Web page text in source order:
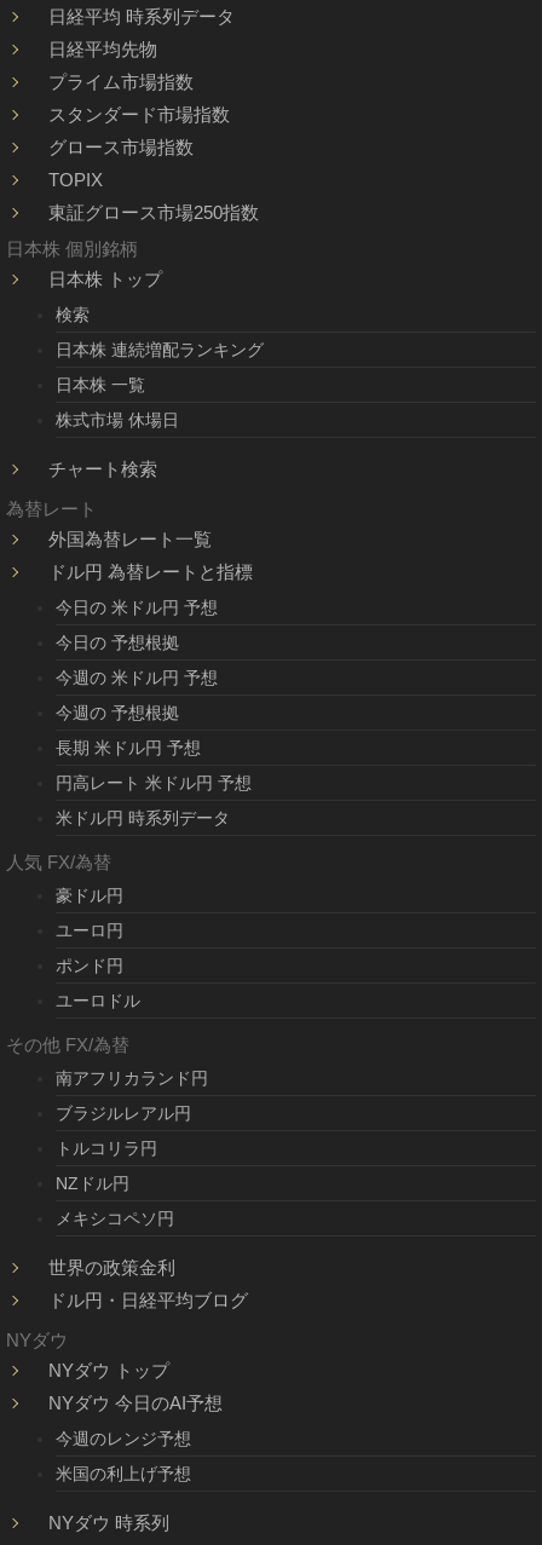
日経平均 時系列データ
日経平均先物
プライム市場指数
スタンダード市場指数
グロース市場指数
TOPIX
東証グロース市場250指数
日本株 個別銘柄
日本株 トップ
検索
日本株 連続増配ランキング
日本株 一覧
株式市場 休場日
チャート検索
為替レート
外国為替レート一覧
ドル円 為替レートと指標
今日の 米ドル円 予想
今日の 予想根拠
今週の 米ドル円 予想
今週の 予想根拠
長期 米ドル円 予想
円高レート 米ドル円 予想
米ドル円 時系列データ
人気 FX/為替
豪ドル円
ユーロ円
ポンド円
ユーロドル
その他 FX/為替
南アフリカランド円
ブラジルレアル円
トルコリラ円
NZドル円
メキシコペソ円
世界の政策金利
ドル円・日経平均ブログ
NYダウ
NYダウ トップ
NYダウ 今日のAI予想
今週のレンジ予想
米国の利上げ予想
NYダウ 時系列